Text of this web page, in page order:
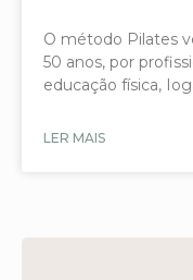
O método Pilates
50 anos, por
educação física,
LER MAIS